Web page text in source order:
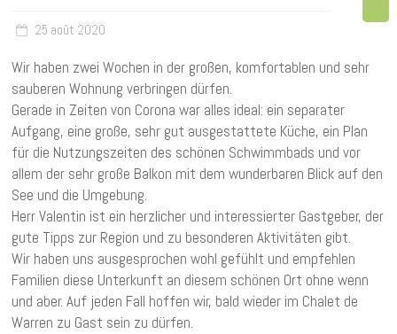
25 août 2020
Wir haben zwei Wochen in der großen, komfortablen und sehr
sauberen Wohnung verbringen dürfen.
Gerade in Zeiten von Corona war alles ideal: ein separater
Aufgang, eine große, sehr gut ausgestattete Küche, ein Plan
für die Nutzungszeiten des schönen Schwimmbads und vor
allem der sehr große Balkon mit dem wunderbaren Blick auf den
See und die Umgebung.
Herr Valentin ist ein herzlicher und interessierter Gastgeber, der
gute Tipps zur Region und zu besonderen Aktivitäten gibt.
Wir haben uns ausgesprochen wohl gefühlt und empfehlen
Familien diese Unterkunft an diesem schönen Ort ohne wenn
und aber. Auf jeden Fall hoffen wir, bald wieder im Chalet de
Warren zu Gast sein zu dürfen.